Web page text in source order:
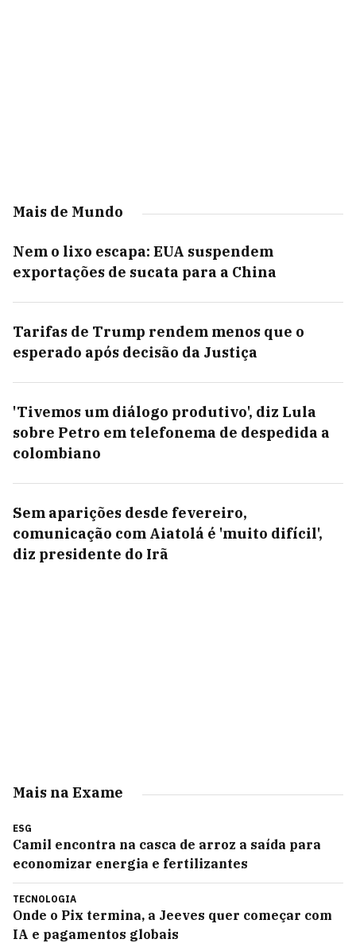
Mais de Mundo
Nem o lixo escapa: EUA suspendem
exportações de sucata para a China
Tarifas de Trump rendem menos que o
esperado após decisão da Justiça
'Tivemos um diálogo produtivo', diz Lula
sobre Petro em telefonema de despedida a
colombiano
Sem aparições desde fevereiro,
comunicação com Aiatolá é 'muito difícil',
diz presidente do Irã
Mais na Exame
ESG
Camil encontra na casca de arroz a saída para
economizar energia e fertilizantes
TECNOLOGIA
Onde o Pix termina, a Jeeves quer começar com
IA e pagamentos globais